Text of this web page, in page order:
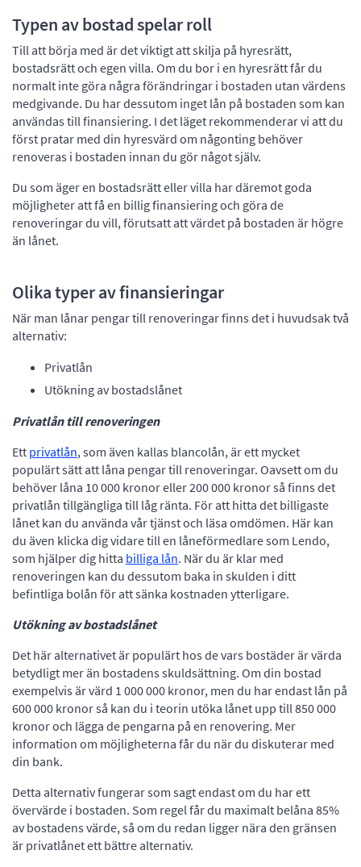
Typen av bostad spelar roll
Till att börja med är det viktigt att skilja på hyresrätt,
bostadsrätt och egen villa. Om du bor i en hyresrätt får du
normalt inte göra några förändringar i bostaden utan värdens
medgivande. Du har dessutom inget lån på bostaden som kan
användas till finansiering. I det läget rekommenderar vi att du
först pratar med din hyresvärd om någonting behöver
renoveras i bostaden innan du gör något själv.
Du som äger en bostadsrätt eller villa har däremot goda
möjligheter att få en billig finansiering och göra de
renoveringar du vill, förutsatt att värdet på bostaden är högre
än lånet.
Olika typer av finansieringar
När man lånar pengar till renoveringar finns det i huvudsak två
alternativ:
Privatlån
Utökning av bostadslånet
Privatlån till renoveringen
Ett privatlån, som även kallas blancolån, är ett mycket
populärt sätt att låna pengar till renoveringar. Oavsett om du
behöver låna 10 000 kronor eller 200 000 kronor så finns det
privatlån tillgängliga till låg ränta. För att hitta det billigaste
lånet kan du använda vår tjänst och läsa omdömen. Här kan
du även klicka dig vidare till en låneförmedlare som Lendo,
som hjälper dig hitta billiga lån. När du är klar med
renoveringen kan du dessutom baka in skulden i ditt
befintliga bolån för att sänka kostnaden ytterligare.
Utökning av bostadslånet
Det här alternativet är populärt hos de vars bostäder är värda
betydligt mer än bostadens skuldsättning. Om din bostad
exempelvis är värd 1 000 000 kronor, men du har endast lån på
600 000 kronor så kan du i teorin utöka lånet upp till 850 000
kronor och lägga de pengarna på en renovering. Mer
information om möjligheterna får du när du diskuterar med
din bank.
Detta alternativ fungerar som sagt endast om du har ett
övervärde i bostaden. Som regel får du maximalt belåna 85%
av bostadens värde, så om du redan ligger nära den gränsen
är privatlånet ett bättre alternativ.